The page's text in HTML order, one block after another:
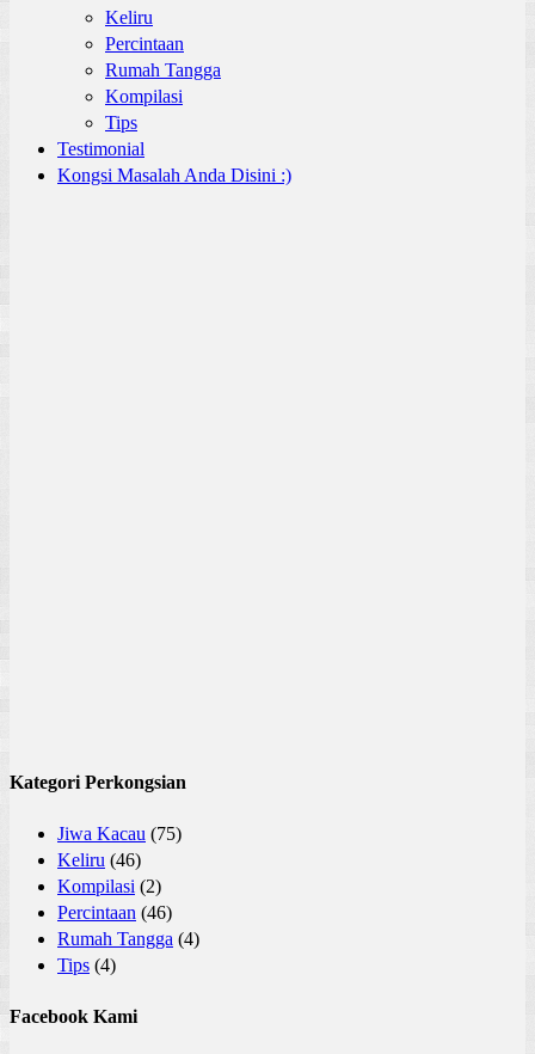
Keliru
Percintaan
Rumah Tangga
Kompilasi
Tips
Testimonial
Kongsi Masalah Anda Disini :)
Kategori Perkongsian
Jiwa Kacau (75)
Keliru (46)
Kompilasi (2)
Percintaan (46)
Rumah Tangga (4)
Tips (4)
Facebook Kami